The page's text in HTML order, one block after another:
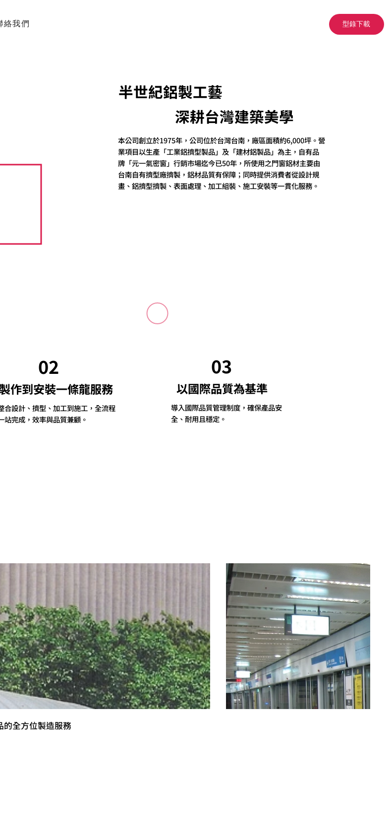
絡我們 型錄下載
半世紀鋁製工藝
深耕台灣建築美學
本公司創立於1975年，公司位於台灣台南，廠區面積約6,000坪。營
業項目以生產「工業鋁擠型製品」及「建材鋁製品」為主，自有品
牌「元一氣密窗」行銷市場迄今已50年，所使用之門窗鋁材主要由
台南自有擠型廠擠製，鋁材品質有保障；同時提供消費者從設計規
畫、鋁擠型擠製、表面處理、加工組裝、施工安裝等一貫化服務。
02
製作到安裝一條龍服務
合設計、擠型、加工到施工，全流程
站完成，效率與品質兼顧。
03
以國際品質為基準
導入國際品質管理制度，確保產品安
全、耐用且穩定。
的全方位製造服務